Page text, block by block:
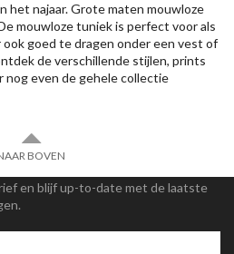
het najaar. Grote maten mouwloze
mouwloze tuniek is perfect voor als
goed te dragen onder een vest of
de verschillende stijlen, prints
nog even de gehele collectie
BOVEN
en blijf up-to-date met de laatste